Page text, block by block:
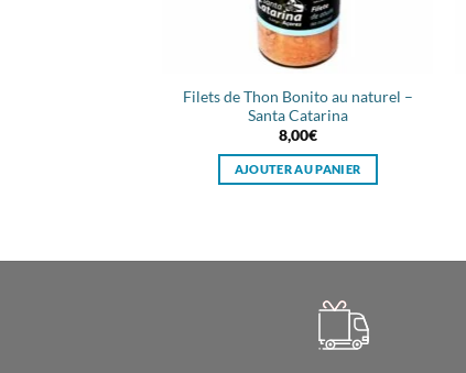
Filets de Thon Bonito au naturel –
Santa Catarina
8,00€
AJOUTER AU PANIER